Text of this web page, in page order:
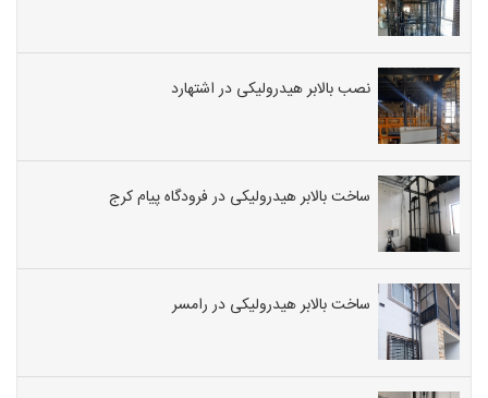
نصب بالابر هیدرولیکی در اشتهارد
ساخت بالابر هیدرولیکی در فرودگاه پیام کرج
ساخت بالابر هیدرولیکی در رامسر